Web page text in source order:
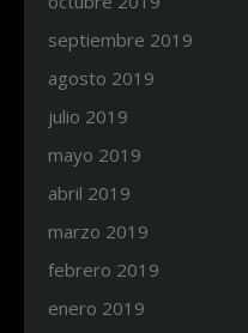
septiembre 2019
agosto 2019
julio 2019
mayo 2019
abril 2019
marzo 2019
febrero 2019
enero 2019